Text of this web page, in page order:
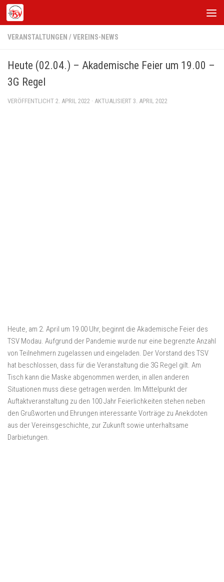
Zum Inhalt springen
VERANSTALTUNGEN / VEREINS-NEWS
Heute (02.04.) – Akademische Feier um 19.00 –
3G Regel
VERÖFFENTLICHT 2. APRIL 2022 · AKTUALISIERT 3. APRIL 2022
Heute, am 2. April um 19.00 Uhr, beginnt die Akademische Feier des
TSV Modau. Aufgrund der Pandemie wurde nur eine begrenzte Anzahl
von Teilnehmern zugelassen und eingeladen. Der Vorstand des TSV
hat beschlossen, dass für die Veranstaltung die 3G Regel gilt. Am
Tisch kann die Maske abgenommen werden, in allen anderen
Situationen muss diese getragen werden. Im Mittelpunkt der
Auftaktveranstaltung zu den 100 Jahr Feierlichkeiten stehen neben
den Grußworten und Ehrungen interessante Vorträge zu Anekdoten
aus der Vereinsgeschichte, zur Zukunft sowie unterhaltsame
Darbietungen.